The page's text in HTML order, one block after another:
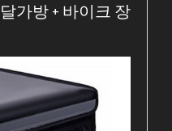
가방 + 바이크 장